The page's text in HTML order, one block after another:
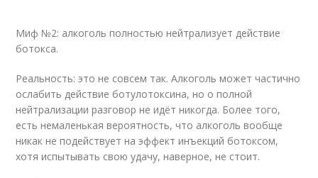
Миф №2: алкоголь полностью нейтрализует действие
ботокса.
Реальность: это не совсем так. Алкоголь может частично
ослабить действие ботулотоксина, но о полной
нейтрализации разговор не идёт никогда. Более того,
есть немаленькая вероятность, что алкоголь вообще
никак не подействует на эффект инъекций ботоксом,
хотя испытывать свою удачу, наверное, не стоит.